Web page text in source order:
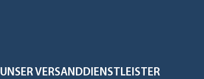
UNSER VERSANDDIENSTLEISTER